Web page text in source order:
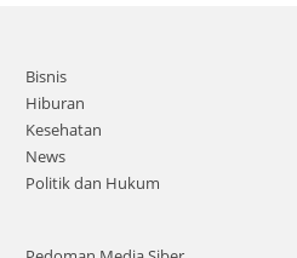
Bisnis
Hiburan
Kesehatan
News
Politik dan Hukum